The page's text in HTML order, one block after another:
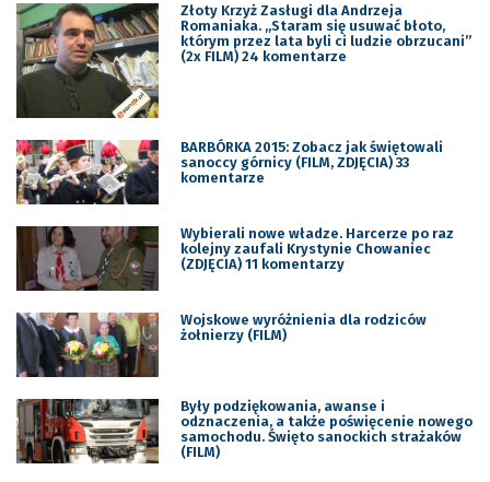
Złoty Krzyż Zasługi dla Andrzeja
Romaniaka. „Staram się usuwać błoto,
którym przez lata byli ci ludzie obrzucani”
(2x FILM) 24 komentarze
BARBÓRKA 2015: Zobacz jak świętowali
sanoccy górnicy (FILM, ZDJĘCIA) 33
komentarze
Wybierali nowe władze. Harcerze po raz
kolejny zaufali Krystynie Chowaniec
(ZDJĘCIA) 11 komentarzy
Wojskowe wyróżnienia dla rodziców
żołnierzy (FILM)
Były podziękowania, awanse i
odznaczenia, a także poświęcenie nowego
samochodu. Święto sanockich strażaków
(FILM)